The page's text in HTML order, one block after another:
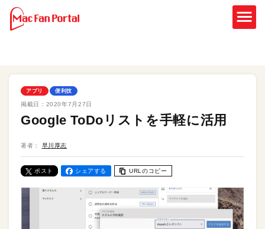
アプリ 便利技
掲載日： 2020年7月27日
Google ToDoリストを手軽に活用
著者： 早川厚志
ポスト シェアする URLのコピー